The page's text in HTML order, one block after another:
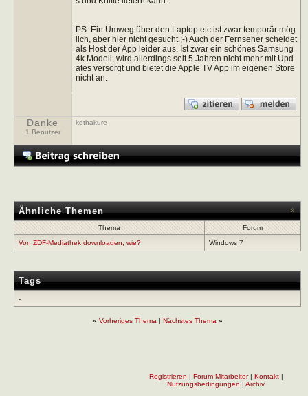
PS: Ein Umweg über den Laptop etc ist zwar temporär mög
lich, aber hier nicht gesucht ;-) Auch der Fernseher scheidet
als Host der App leider aus. Ist zwar ein schönes Samsung
4k Modell, wird allerdings seit 5 Jahren nicht mehr mit Upd
ates versorgt und bietet die Apple TV App im eigenen Store
nicht an.
Danke
1 Benutzer
kdthakure
Ähnliche Themen
Thema
Forum
Von ZDF-Mediathek downloaden, wie?
Windows 7
Tags
-
« Vorheriges Thema | Nächstes Thema »
Registrieren | Forum-Mitarbeiter| Kontakt|
Nutzungsbedingungen | Archiv